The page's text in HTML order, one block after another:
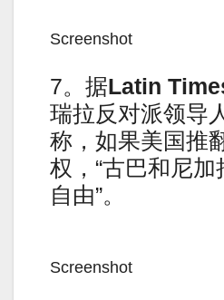
Screenshot
7。据Latin
瑞拉反对派领导
称，如果美国推
权，“古巴和尼
自由”。
Screenshot